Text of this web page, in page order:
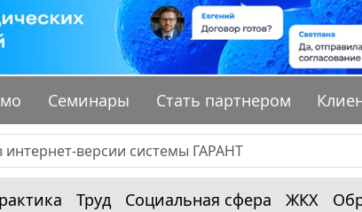
Семинары Стать партнером
Труд Социальная сфера ЖКХ